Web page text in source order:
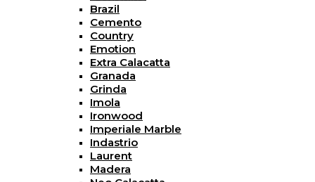
Brazil
Cemento
Country
Emotion
Extra Calacatta
Granada
Grinda
Imola
Ironwood
Imperiale Marble
Indastrio
Laurent
Madera